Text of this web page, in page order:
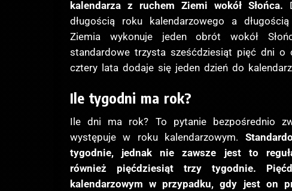
kalendarza z ruchem Ziemi wokół Słońca.
długością roku kalendarzowego a
Ziemia wykonuje jeden obrót wokół
standardowe trzysta sześćdziesiąt pięć dni o
cztery lata dodaje się jeden dzień do
Ile tygodni ma rok?
Ile dni ma rok? To pytanie bezpośrednio
występuje w roku kalendarzowym.
tygodnie, jednak nie zawsze jest to
również pięćdziesiąt trzy tygodnie.
kalendarzowym w przypadku, gdy jest on